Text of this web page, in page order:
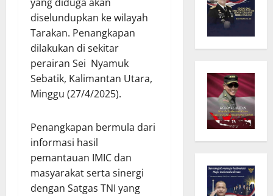
diselundupkan ke wilayah
Tarakan. Penangkapan
dilakukan di sekitar
perairan Sei Nyamuk
Sebatik, Kalimantan Utara,
Minggu (27/4/2025).
Penangkapan bermula dari
informasi hasil
pemantauan IMIC dan
masyarakat serta sinergi
dengan Satgas TNI yang